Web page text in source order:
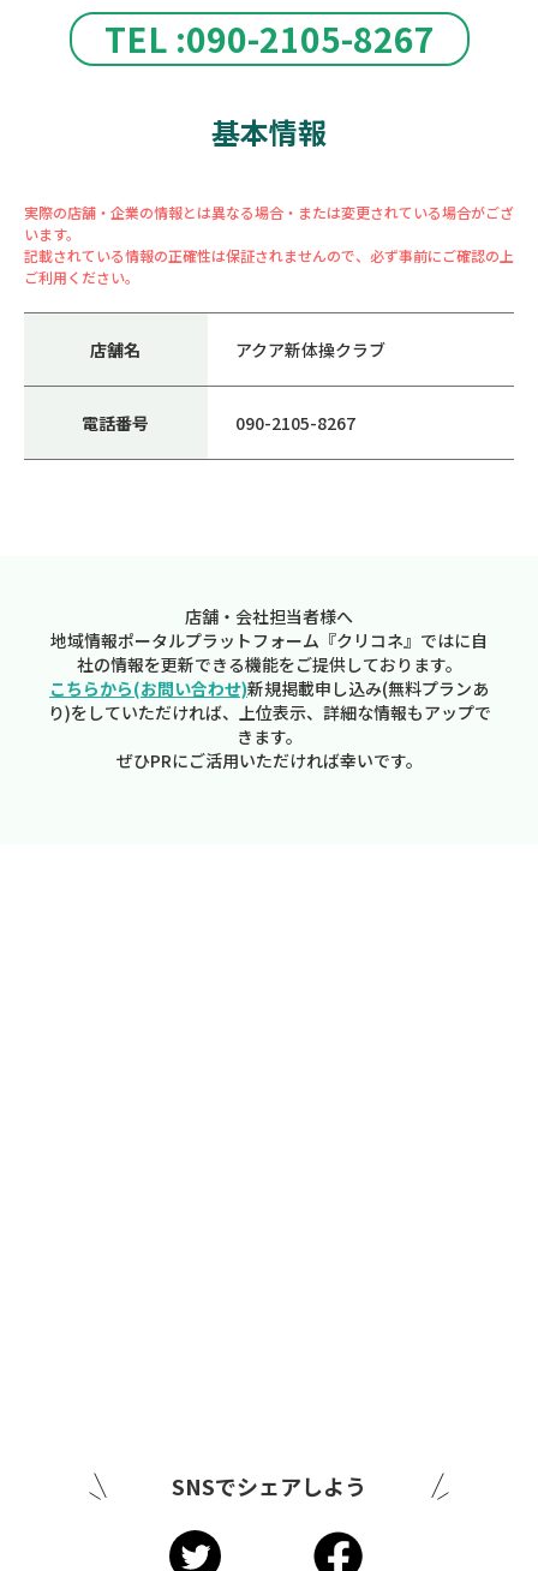
TEL :090-2105-8267
基本情報
実際の店舗・企業の情報とは異なる場合・または変更されている場合がござ
います。
記載されている情報の正確性は保証されませんので、必ず事前にご確認の上
ご利用ください。
店舗名 アクア新体操クラブ
電話番号 090-2105-8267
店舗・会社担当者様へ
地域情報ポータルプラットフォーム『クリコネ』ではに自
社の情報を更新できる機能をご提供しております。
こちらから(お問い合わせ)新規掲載申し込み(無料プランあ
り)をしていただければ、上位表示、詳細な情報もアップで
きます。
ぜひPRにご活用いただければ幸いです。
SNSでシェアしよう